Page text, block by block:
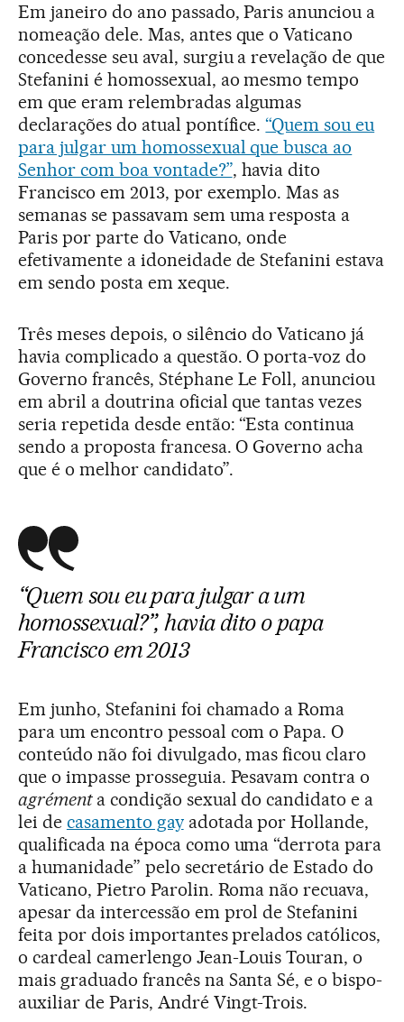
Em janeiro do ano passado, Paris anunciou a
nomeação dele. Mas, antes que o Vaticano
concedesse seu aval, surgiu a revelação de que
Stefanini é homossexual, ao mesmo tempo
em que eram relembradas algumas
declarações do atual pontífice.“Quem sou eu
para julgar um homossexual que busca ao
Senhor com boa vontade?”, havia dito
Francisco em 2013, por exemplo. Mas as
semanas se passavam sem uma resposta a
Paris por parte do Vaticano, onde
efetivamente a idoneidade de Stefanini estava
em sendo posta em xeque.
Três meses depois, o silêncio do Vaticano já
havia complicado a questão. O porta-voz do
Governo francês, Stéphane Le Foll, anunciou
em abril a doutrina oficial que tantas vezes
seria repetida desde então: “Esta continua
sendo a proposta francesa. O Governo acha
que é o melhor candidato”.
“Quem sou eu para julgar a um
homossexual?”, havia dito o papa
Francisco em 2013
Em junho, Stefanini foi chamado a Roma
para um encontro pessoal com o Papa. O
conteúdo não foi divulgado, mas ficou claro
que o impasse prosseguia. Pesavam contra o
agrémenta condição sexual do candidato e a
lei de casamento gayadotada por Hollande,
qualificada na época como uma “derrota para
a humanidade” pelo secretário de Estado do
Vaticano, Pietro Parolin. Roma não recuava,
apesar da intercessão em prol de Stefanini
feita por dois importantes prelados católicos,
o cardeal camerlengo Jean-Louis Touran, o
mais graduado francês na Santa Sé, e o bispo-
auxiliar de Paris, André Vingt-Trois.